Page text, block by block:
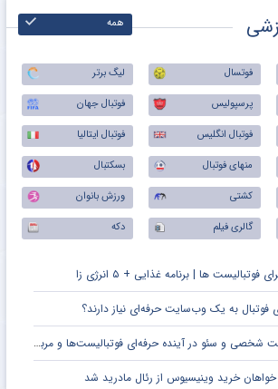
همه
فوتسال
لیگ برتر
پرسپولیس
فوتبال جهان
فوتبال انگلیس
فوتبال ایتالیا
منهای فوتبال
بسکتبال
کشتی
ورزش بانوان
گالری فیلم دکه
فوتبالیست ها | برنامه غذایی + ۵ انرژی زا
فوتبال به یک وب‌سایت حرفه‌ای نیاز دارند؟
و سئو در آینده حرفه‌ای فوتبالیست‌ها و مربیان
خواهان خرید وینیسیوس از رئال مادرید شد